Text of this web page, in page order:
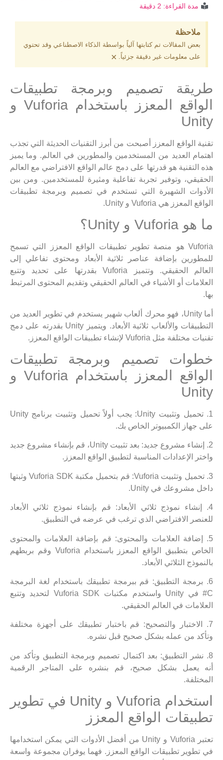
مدة القراءة: 2 دقيقة
ملاحظة
بعض المقالات تم كتابتها آلياً بواسطة الذكاء الاصطناعي وقد تحتوي
على معلومات غير دقيقة جزئياً. ×
طريقة تصميم وبرمجة تطبيقات
الواقع المعزز باستخدام Vuforia و
Unity
تقنية الواقع المعزز أصبحت من أبرز التقنيات الحديثة التي تجذب
اهتمام العديد من المستخدمين والمطورين في العالم. وما يميز
هذه التقنية هو قدرتها على دمج عالم الواقع الافتراضي مع العالم
الحقيقي، وتوفير تجربة تفاعلية ومثيرة للمستخدمين. ومن بين
الأدوات الشهيرة التي تستخدم في تصميم وبرمجة تطبيقات
الواقع المعزز هي Vuforia و Unity.
ما هو Vuforia و Unity؟
Vuforia هو منصة تطوير تطبيقات الواقع المعزز التي تسمح
للمطورين بإضافة عناصر ثلاثية الأبعاد ومحتوى تفاعلي إلى
العالم الحقيقي. وتتميز Vuforia بقدرتها على تحديد وتتبع
العلامات أو الأشياء في العالم الحقيقي وتقديم المحتوى المرتبط
بها.
أما Unity، فهو محرك ألعاب شهير يستخدم في تطوير العديد من
التطبيقات والألعاب ثلاثية الأبعاد. ويتميز Unity بقدرته على دمج
تقنيات مختلفة مثل Vuforia لإنشاء تطبيقات الواقع المعزز.
خطوات تصميم وبرمجة تطبيقات
الواقع المعزز باستخدام Vuforia و
Unity
1. تحميل وتثبيت Unity: يجب أولاً تحميل وتثبيت برنامج Unity
على جهاز الكمبيوتر الخاص بك.
2. إنشاء مشروع جديد: بعد تثبيت Unity، قم بإنشاء مشروع جديد
واختر الإعدادات المناسبة لتطبيق الواقع المعزز.
3. تحميل وتثبيت Vuforia: قم بتحميل مكتبة Vuforia SDK وثبتها
داخل مشروعك في Unity.
4. إنشاء نموذج ثلاثي الأبعاد: قم بإنشاء نموذج ثلاثي الأبعاد
للعنصر الافتراضي الذي ترغب في عرضه في التطبيق.
5. إضافة العلامات والمحتوى: قم بإضافة العلامات والمحتوى
الخاص بتطبيق الواقع المعزز باستخدام Vuforia وقم بربطهم
بالنموذج الثلاثي الأبعاد.
6. برمجة التطبيق: قم ببرمجة تطبيقك باستخدام لغة البرمجة
C# في Unity واستخدم مكتبات Vuforia SDK لتحديد وتتبع
العلامات في العالم الحقيقي.
7. الاختبار والتصحيح: قم باختبار تطبيقك على أجهزة مختلفة
وتأكد من عمله بشكل صحيح قبل نشره.
8. نشر التطبيق: بعد اكتمال تصميم وبرمجة التطبيق وتأكد من
أنه يعمل بشكل صحيح، قم بنشره على المتاجر الرقمية
المختلفة.
استخدام Vuforia و Unity في تطوير
تطبيقات الواقع المعزز
تعتبر Vuforia و Unity من أفضل الأدوات التي يمكن استخدامها
في تطوير تطبيقات الواقع المعزز. فهما يوفران مجموعة واسعة